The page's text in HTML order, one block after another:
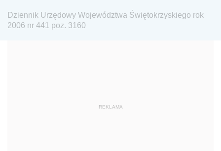
Dziennik Urzędowy Ministra Edukacji Narodowej
Dziennik Urzędowy Ministra Gospodarki Morskiej
Dziennik Urzędowy Ministra Kultury i Dziedzictwa
Dziennik Urzędowy Województwa Świętokrzyskiego rok
2006 nr 441 poz. 3160
REKLAMA